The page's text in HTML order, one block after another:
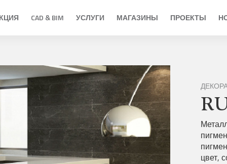
CAD & BIM УСЛУГИ МАГАЗИНЫ ПРОЕКТЫ
цвет,